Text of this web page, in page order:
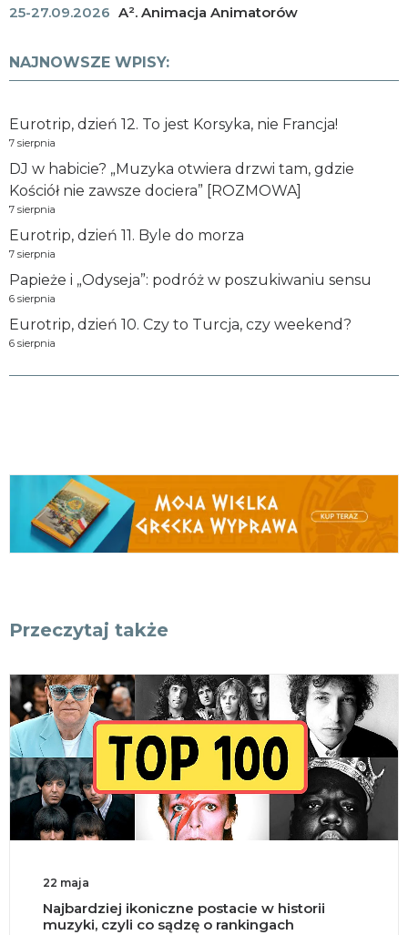
25-27.09.2026 A². Animacja Animatorów
NAJNOWSZE WPISY:
Eurotrip, dzień 12. To jest Korsyka, nie Francja!
7 sierpnia
DJ w habicie? „Muzyka otwiera drzwi tam, gdzie
Kościół nie zawsze dociera” [ROZMOWA]
7 sierpnia
Eurotrip, dzień 11. Byle do morza
7 sierpnia
Papieże i „Odyseja”: podróż w poszukiwaniu sensu
6 sierpnia
Eurotrip, dzień 10. Czy to Turcja, czy weekend?
6 sierpnia
Przeczytaj także
22 maja
Najbardziej ikoniczne postacie w historii
muzyki, czyli co sądzę o rankingach